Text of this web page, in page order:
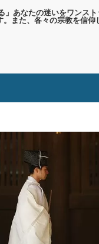
」あなたの迷いをワンス
また、各々の宗教を信